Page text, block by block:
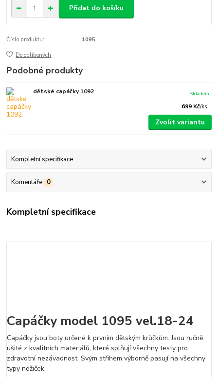
Přidat do košíku
Číslo produktu: 1095
Do oblíbených
Podobné produkty
dětské capáčky 1092
699 Kč/ks
Skladem
Zvolit variantu
Kompletní specifikace
Komentáře 0
Kompletní specifikace
Capáčky model 1095 vel.18-24
Capáčky jsou boty určené k prvním dětským krůčkům. Jsou ručně
ušité z kvalitních materiálů, které splňují všechny testy pro
zdravotní nezávadnost. Svým střihem výborně pasují na všechny
typy nožiček.